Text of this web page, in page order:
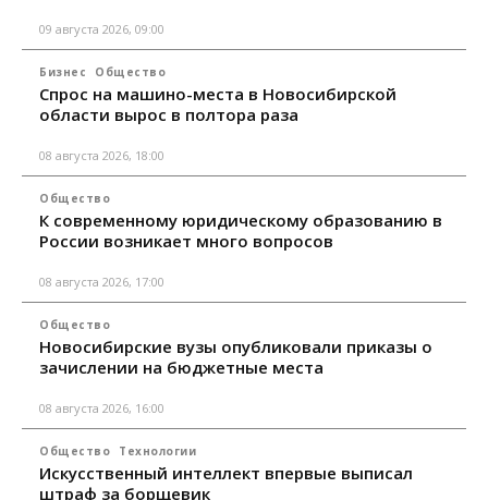
09 августа 2026, 09:00
Бизнес Общество
Спрос на машино-места в Новосибирской
области вырос в полтора раза
08 августа 2026, 18:00
Общество
К современному юридическому образованию в
России возникает много вопросов
08 августа 2026, 17:00
Общество
Новосибирские вузы опубликовали приказы о
зачислении на бюджетные места
08 августа 2026, 16:00
Общество Технологии
Искусственный интеллект впервые выписал
штраф за борщевик